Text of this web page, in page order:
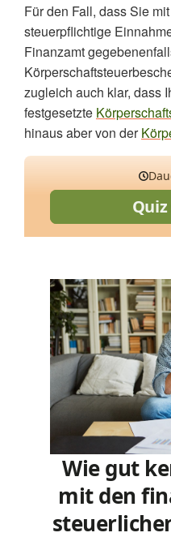
Für den Fall, dass Sie
steuerpflichtige
Finanzamt
zugleich auch klar, dass
festgesetzte
hinaus aber von der